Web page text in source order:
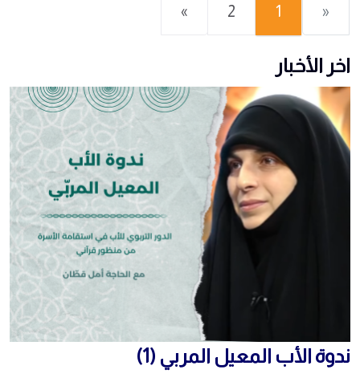
«
1
2
»
اخر الأخبار
ندوة الأب المعيل المربي (1)